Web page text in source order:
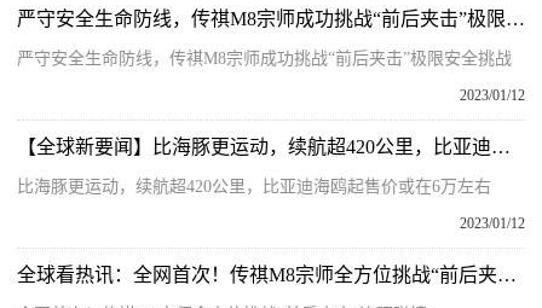
严守安全生命防线，传祺M8宗师成功挑战“前后夹击”极限安全挑战
严守安全生命防线，传祺M8宗师成功挑战“前后夹击”极限安全挑战
2023/01/12
【全球新要闻】比海豚更运动，续航超420公里，比亚迪海鸥起售价或在6万左右
比海豚更运动，续航超420公里，比亚迪海鸥起售价或在6万左右
2023/01/12
全球看热讯：全网首次！传祺M8宗师全方位挑战“前后夹击”连环碰撞